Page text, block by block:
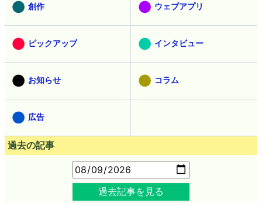
創作 ウェブアプリ
ピックアップ インタビュー
お知らせ コラム
広告
過去の記事
過去記事を見る